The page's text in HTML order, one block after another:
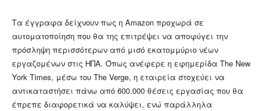
Τα έγγραφα δείχνουν πως η Amazon προχωρά σε
αυτοματοποίηση που θα της επιτρέψει να αποφύγει την
πρόσληψη περισσότερων από μισό εκατομμύριο νέων
εργαζομένων στις ΗΠΑ. Όπως ανέφερε η εφημερίδα The New
York Times, μέσω του The Verge, η εταιρεία στοχεύει να
αντικαταστήσει πάνω από 600.000 θέσεις εργασίας που θα
έπρεπε διαφορετικά να καλύψει, ενώ παράλληλα